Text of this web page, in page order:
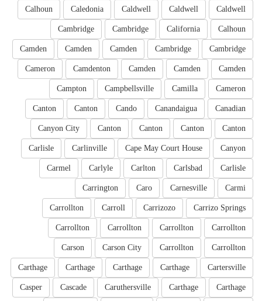
Caldwell
Caldwell
Caldwell
Caledonia
Calhoun
Calhoun
California
Cambridge
Cambridge
Cambridge
Cambridge
Camden
Camden
Camden
Camden
Camden
Camden
Camdenton
Cameron
Cameron
Camilla
Campbellsville
Campton
Canadian
Canandaigua
Cando
Canton
Canton
Canton
Canton
Canton
Canton
Canyon City
Canyon
Cape May Court House
Carlinville
Carlisle
Carlisle
Carlsbad
Carlton
Carlyle
Carmel
Carmi
Carnesville
Caro
Carrington
Carrizo Springs
Carrizozo
Carroll
Carrollton
Carrollton
Carrollton
Carrollton
Carrollton
Carrollton
Carrollton
Carson City
Carson
Cartersville
Carthage
Carthage
Carthage
Carthage
Carthage
Carthage
Caruthersville
Cascade
Casper